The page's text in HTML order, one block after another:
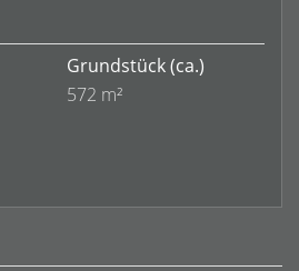
Grundstück(ca.)
572 m²